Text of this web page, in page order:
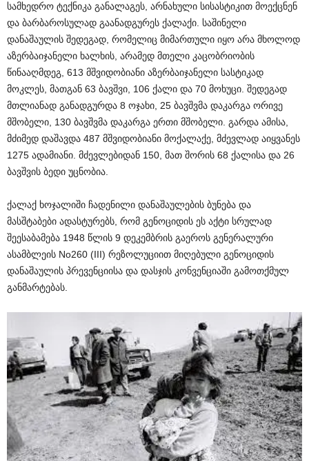
სამხედრო ტექნიკა განალაგეს, არნახული სისასტიკით მოექცნენ
და ბარბაროსულად გაანადგურეს ქალაქი. საშინელი
დანაშაულის შედეგად, რომელიც მიმართული იყო არა მხოლოდ
აზერბაიჯანელი ხალხის, არამედ მთელი კაცობრიობის
წინააღმდეგ, 613 მშვიდობიანი აზერბაიჯანელი სასტიკად
მოკლეს, მათგან 63 ბავშვი, 106 ქალი და 70 მოხუცი. შედეგად
მთლიანად განადგურდა 8 ოჯახი, 25 ბავშვმა დაკარგა ორივე
მშობელი, 130 ბავშვმა დაკარგა ერთი მშობელი. გარდა ამისა,
მძიმედ დაშავდა 487 მშვიდობიანი მოქალაქე, მძევლად აიყვანეს
1275 ადამიანი. მძევლებიდან 150, მათ შორის 68 ქალისა და 26
ბავშვის ბედი უცნობია.
ქალაქ ხოჯალიში ჩადენილი დანაშაულების ბუნება და
მასშტაბები ადასტურებს, რომ გენოციდის ეს აქტი სრულად
შეესაბამება 1948 წლის 9 დეკემბრის გაეროს გენერალური
ასამბლეის No260 (III) რეზოლუციით მიღებული გენოციდის
დანაშაულის პრევენციისა და დასჯის კონვენციაში გამოთქმულ
განმარტებას.